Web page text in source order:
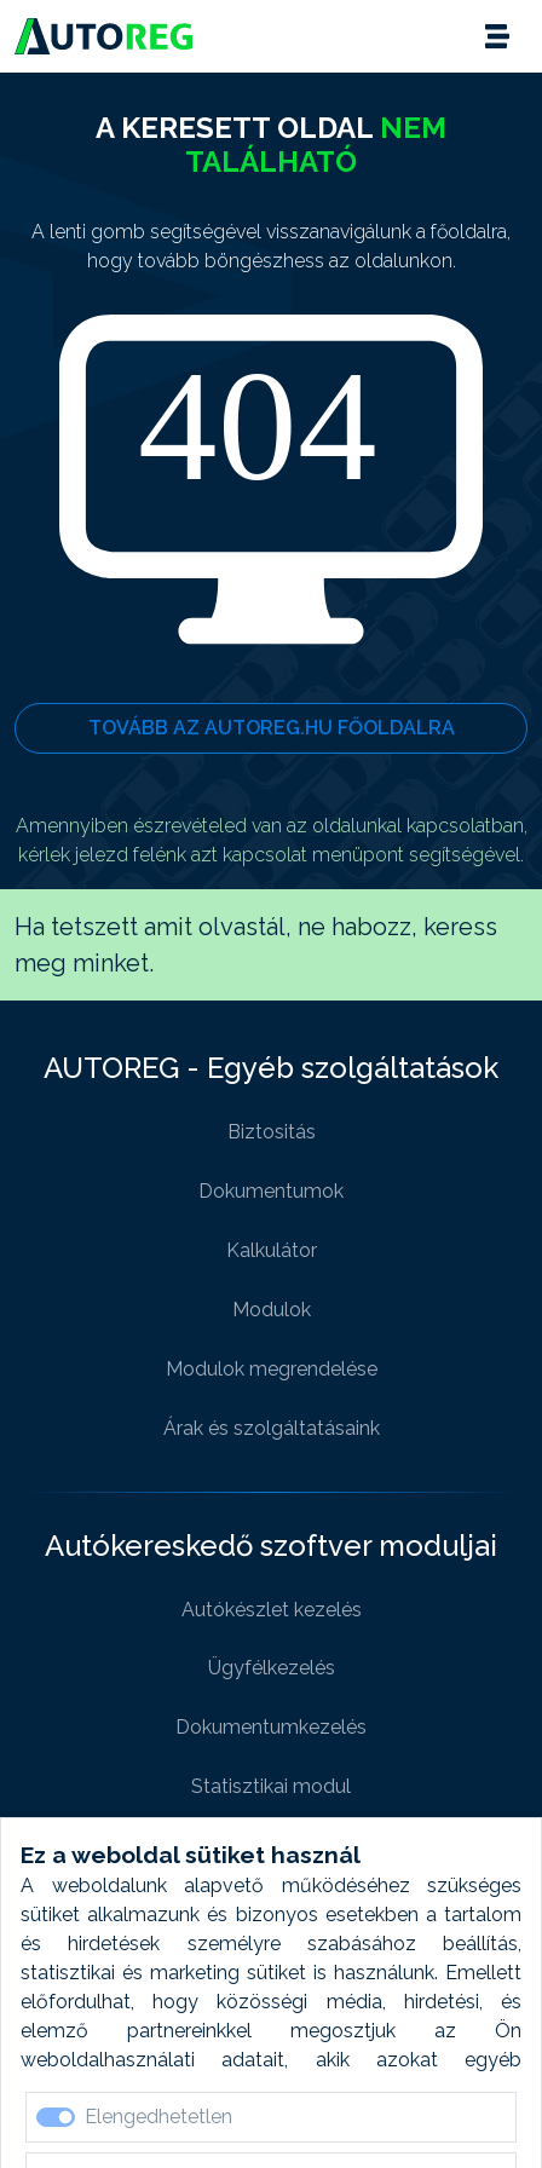
Ez a weboldal sütiket használ
A weboldalunk alapvető működéséhez szükséges
sütiket alkalmazunk és bizonyos esetekben a tartalom
és hirdetések személyre szabásához beállítás,
statisztikai és marketing sütiket is használunk. Emellett
előfordulhat, hogy közösségi média, hirdetési, és
elemző partnereinkkel megosztjuk az Ön
weboldalhasználati adatait, akik azokat egyéb
forrásokból gyűjtött adatokkal kombinálhatják. A sütik
elfogadásával kapcsolatosan naplózást végzünk és
ezen adatokat 6 hónap után automatikusan töröljük. A
Elengedhetetlen
A KERESETT OLDAL NEM
TALÁLHATÓ
A lenti gomb segítségével visszanavigálunk a főoldalra,
hogy tovább böngészhess az oldalunkon.
TOVÁBB AZ AUTOREG.HU FŐOLDALRA
Amennyiben észrevételed van az oldalunkal kapcsolatban,
kérlek jelezd felénk azt kapcsolat menüpont segítségével.
Ha tetszett amit olvastál, ne habozz, keress
meg minket.
AUTOREG - Egyéb szolgáltatások
Biztositás
Dokumentumok
Kalkulátor
Modulok
Modulok megrendelése
Árak és szolgáltatásaink
Autókereskedő szoftver moduljai
Autókészlet kezelés
Ügyfélkezelés
Dokumentumkezelés
Statisztikai modul
Weboldal modul
Fényképtár extra modul
Autómosó modul
Feladatütemezés